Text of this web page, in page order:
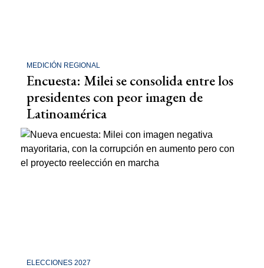
MEDICIÓN REGIONAL
Encuesta: Milei se consolida entre los
presidentes con peor imagen de
Latinoamérica
ELECCIONES 2027